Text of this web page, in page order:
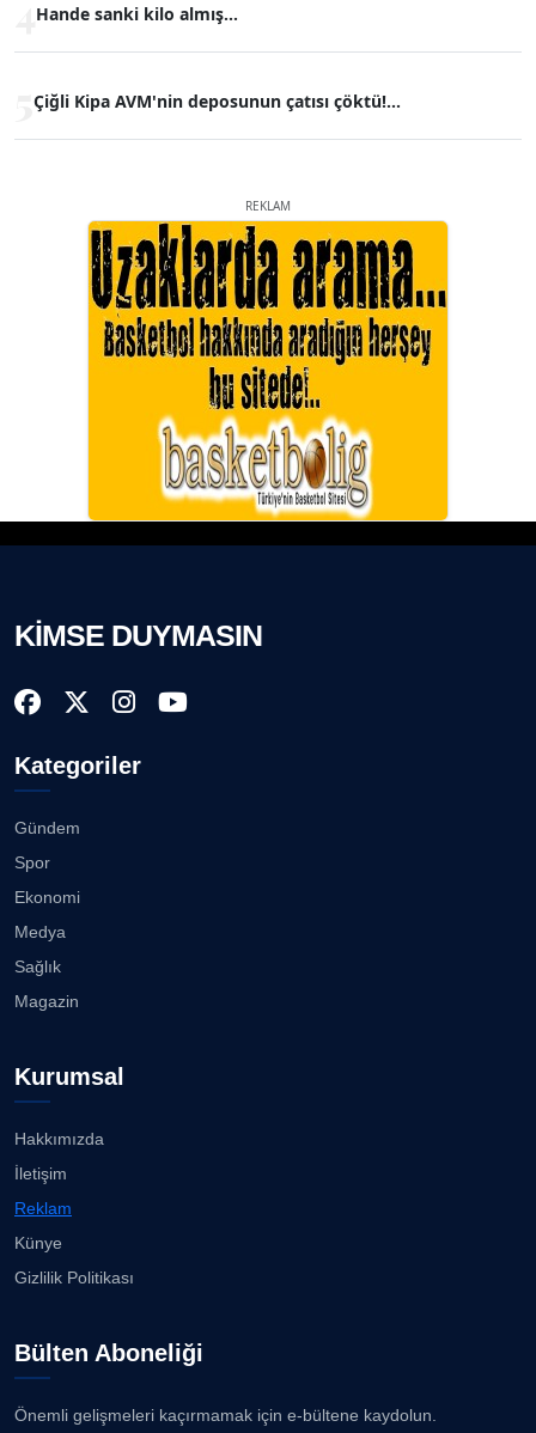
Hande sanki kilo almış...
Çiğli Kipa AVM'nin deposunun çatısı çöktü!...
REKLAM
KİMSE DUYMASIN
Kategoriler
Gündem
Spor
Ekonomi
Medya
Sağlık
Magazin
Kurumsal
Hakkımızda
İletişim
Reklam
Künye
Gizlilik Politikası
Bülten Aboneliği
Önemli gelişmeleri kaçırmamak için e-bültene kaydolun.